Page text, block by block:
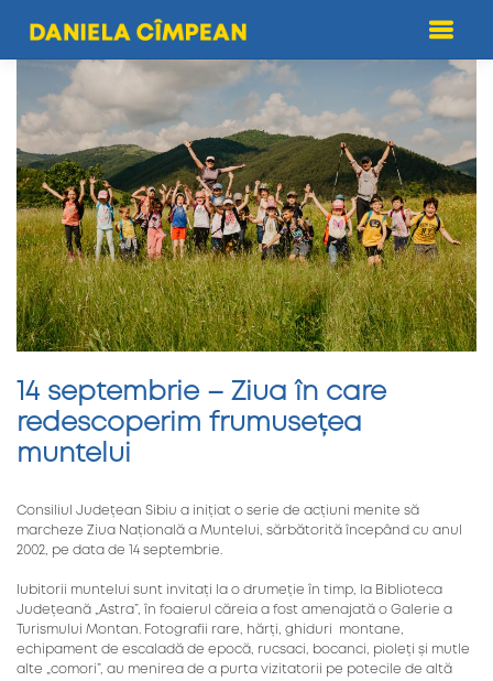
14 septembrie – Ziua în care
redescoperim frumusețea
muntelui
Consiliul Județean Sibiu a inițiat o serie de acțiuni menite să
marcheze Ziua Națională a Muntelui, sărbătorită începând cu anul
2002, pe data de 14 septembrie.
Iubitorii muntelui sunt invitați la o drumeție în timp, la Biblioteca
Județeană „Astra”, în foaierul căreia a fost amenajată o Galerie a
Turismului Montan. Fotografii rare, hărți, ghiduri montane,
echipament de escaladă de epocă, rucsaci, bocanci, pioleți și mutle
alte „comori”, au menirea de a purta vizitatorii pe potecile de altă